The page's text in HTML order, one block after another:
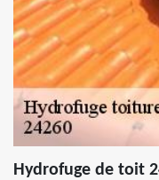
Hydrofuge de toit